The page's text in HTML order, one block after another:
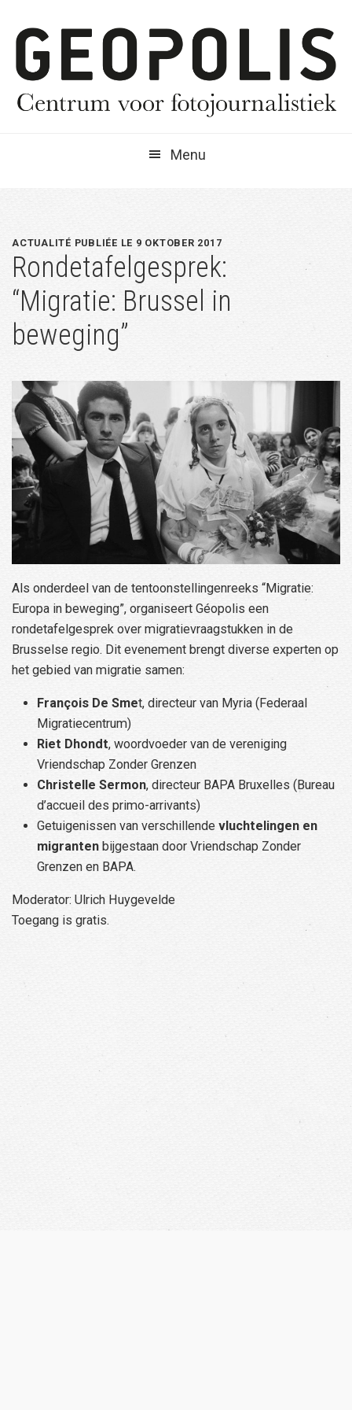
naar
hoofdnavigatie
naar
hoofd
inhoud
naar
eerste
sidebar
Menu
ACTUALITÉ PUBLIÉE LE 9 OKTOBER 2017
Rondetafelgesprek:
“Migratie: Brussel in
beweging”
Als onderdeel van de tentoonstellingenreeks “Migratie:
Europa in beweging”, organiseert Géopolis een
rondetafelgesprek over migratievraagstukken in de
Brusselse regio. Dit evenement brengt diverse experten op
het gebied van migratie samen:
François De Smet, directeur van Myria (Federaal
Migratiecentrum)
Riet Dhondt, woordvoeder van de vereniging
Vriendschap Zonder Grenzen
Christelle Sermon, directeur BAPA Bruxelles (Bureau
d’accueil des primo-arrivants)
Getuigenissen van verschillendevluchtelingen en
migrantenbijgestaan door Vriendschap Zonder
Grenzen en BAPA.
Moderator: Ulrich Huygevelde
Toegang is gratis.